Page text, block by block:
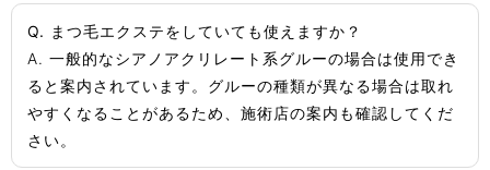
Q. まつ毛エクステをしていても使えますか？
A. 一般的なシアノアクリレート系グルーの場合は使用でき
ると案内されています。グルーの種類が異なる場合は取れ
やすくなることがあるため、施術店の案内も確認してくだ
さい。